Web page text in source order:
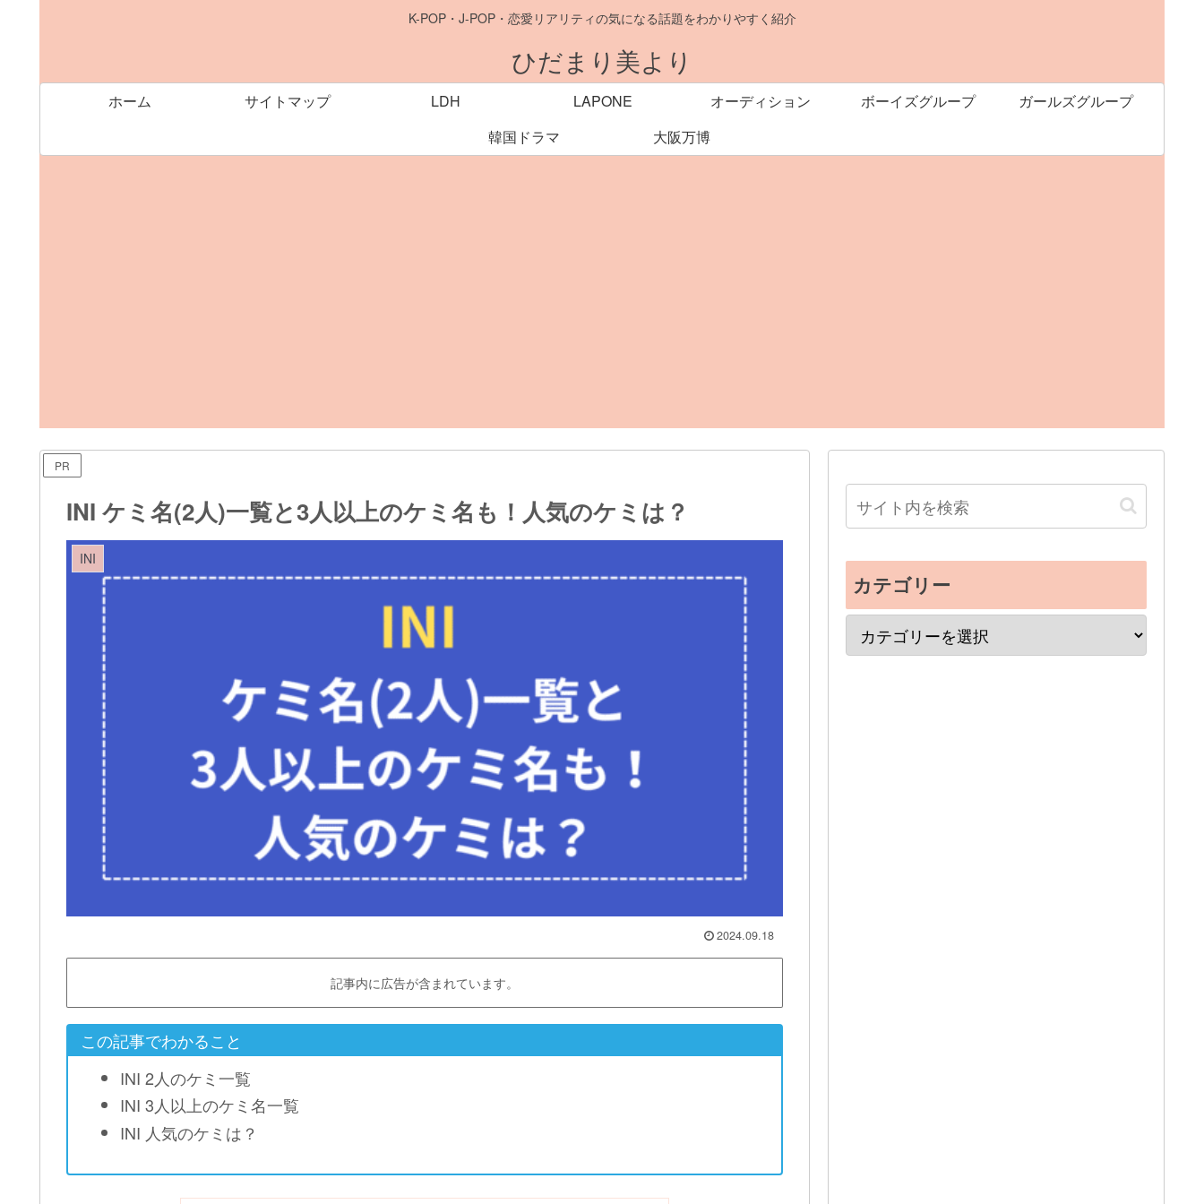
K-POP・J-POP・恋愛リアリティの気になる話題をわかりやすく紹介
ひだまり美より
ホーム サイトマップ LDH LAPONE オーディション ボーイズグループ
ガールズグループ
韓国ドラマ
大阪万博
PR
INI ケミ名(2人)一覧と3人以上のケミ名も！人気のケミは？
INI
2024.09.18
記事内に広告が含まれています。
この記事でわかること
INI 2人のケミ一覧
INI 3人以上のケミ名一覧
INI 人気のケミは？
カテゴリー